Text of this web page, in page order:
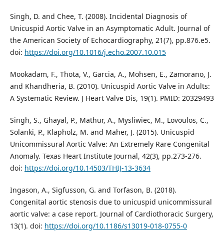
Singh, D. and Chee, T. (2008). Incidental Diagnosis of
Unicuspid Aortic Valve in an Asymptomatic Adult. Journal of
the American Society of Echocardiography, 21(7), pp.876.e5.
doi: https://doi.org/10.1016/j.echo.2007.10.015
Mookadam, F., Thota, V., Garcia, A., Mohsen, E., Zamorano, J.
and Khandheria, B. (2010). Unicuspid Aortic Valve in Adults:
A Systematic Review. J Heart Valve Dis, 19(1). PMID: 20329493
Singh, S., Ghayal, P., Mathur, A., Mysliwiec, M., Lovoulos, C.,
Solanki, P., Klapholz, M. and Maher, J. (2015). Unicuspid
Unicommissural Aortic Valve: An Extremely Rare Congenital
Anomaly. Texas Heart Institute Journal, 42(3), pp.273-276.
doi: https://doi.org/10.14503/THIJ-13-3634
Ingason, A., Sigfusson, G. and Torfason, B. (2018).
Congenital aortic stenosis due to unicuspid unicommissural
aortic valve: a case report. Journal of Cardiothoracic Surgery,
13(1). doi: https://doi.org/10.1186/s13019-018-0755-0